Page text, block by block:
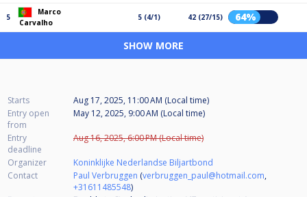
5
Marco
Carvalho
5 (4/1) 42 (27/15) 64%
SHOW MORE
Starts
Aug 17, 2025, 11:00 AM (Local time)
Entry open
from
May 12, 2025, 9:00 AM (Local time)
Entry
deadline
Aug 16, 2025, 6:00 PM (Local time)
Organizer
Koninklijke Nederlandse Biljartbond
Contact
Paul Verbruggen (verbruggen_paul@hotmail.com,
+31611485548)